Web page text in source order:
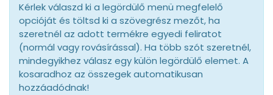
Kérlek válaszd ki a legördülő menü megfelelő
opcióját és töltsd ki a szövegrész mezőt, ha
szeretnél az adott termékre egyedi feliratot
(normál vagy rovásírással). Ha több szót szeretnél,
mindegyikhez válasz egy külön legördülő elemet. A
kosaradhoz az összegek automatikusan
hozzáadódnak!